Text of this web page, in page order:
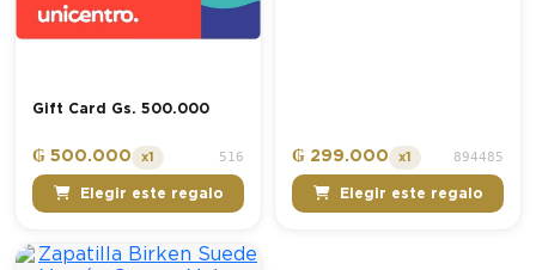
Gift Card Gs. 500.000
₲ 500.000 x1 516
Elegir este regalo
₲ 299.000 x1 894485
Elegir este regalo